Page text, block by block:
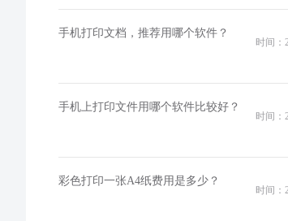
手机打印文档，推荐用哪个软件？
时间：
手机上打印文件用哪个软件比较好？
时间：
彩色打印一张A4纸费用是多少？
时间：